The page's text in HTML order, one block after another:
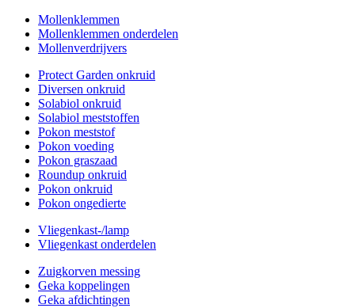
Mollenklemmen
Mollenklemmen onderdelen
Mollenverdrijvers
Protect Garden onkruid
Diversen onkruid
Solabiol onkruid
Solabiol meststoffen
Pokon meststof
Pokon voeding
Pokon graszaad
Roundup onkruid
Pokon onkruid
Pokon ongedierte
Vliegenkast-/lamp
Vliegenkast onderdelen
Zuigkorven messing
Geka koppelingen
Geka afdichtingen